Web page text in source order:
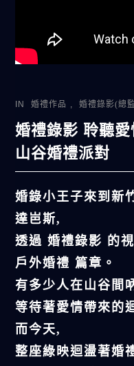
IN 婚禮作品 , 婚禮錄影(總
婚禮錄影 聆聽
山谷婚禮派對
婚錄小王子來到新
達岜斯,
透過 婚禮錄影 的
戶外婚禮 篇章。
有多少人在山谷間
等待著愛情帶來的
而今天,
整座綠映迴盪著婚